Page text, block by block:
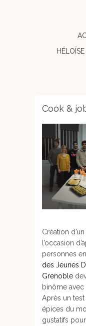
Cook &
Création
l’occasion
personnes
des Jeunes
Grenoble
binôme avec
Après un
épices du
gustatifs